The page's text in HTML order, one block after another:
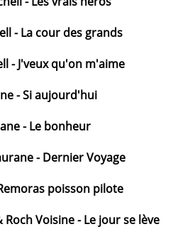
- La cour des grands
- J'veux qu'on m'aime
- Si aujourd'hui
- Le bonheur
- Dernier Voyage
poisson pilote
Voisine - Le jour se lève